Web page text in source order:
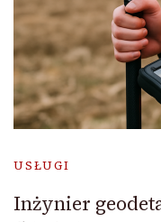
USŁUGI
Inżynier